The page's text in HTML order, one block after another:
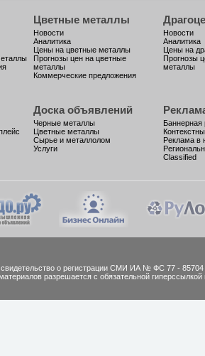
Цветные металлы
Новости
Аналитика
Цены на цветные металлы
Прогнозы цен на цветные
металлы
Коммерческие предложения
Новости
Аналитика
Цены на
Прогнозы
металлы
Доска объявлений
Черные металлы
Цветные металлы
Сырье и металлолом
Услуги
Баннерная
Реклама в
Classified
cвидетельство о регистрации СМИ ИА № ФС 77 - 85704
разрешается с обязательной гиперссылкой